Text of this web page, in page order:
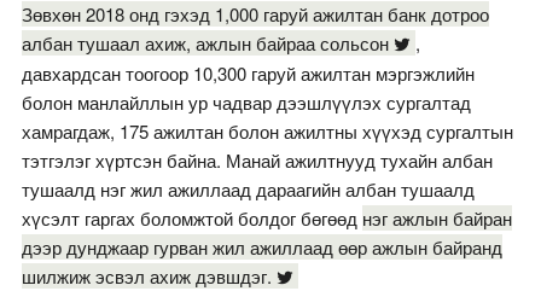
Зөвхөн 2018 онд гэхэд 1,000 гаруй ажилтан банк дотроо
албан тушаал ахиж, ажлын байраа сольсон
,
давхардсан тоогоор 10,300 гаруй ажилтан мэргэжлийн
болон манлайллын ур чадвар дээшлүүлэх сургалтад
хамрагдаж, 175 ажилтан болон ажилтны хүүхэд сургалтын
тэтгэлэг хүртсэн байна. Манай ажилтнууд тухайн албан
тушаалд нэг жил ажиллаад дараагийн албан тушаалд
хүсэлт гаргах боломжтой болдог бөгөөд нэг ажлын байран
дээр дунджаар гурван жил ажиллаад өөр ажлын байранд
шилжиж эсвэл ахиж дэвшдэг.